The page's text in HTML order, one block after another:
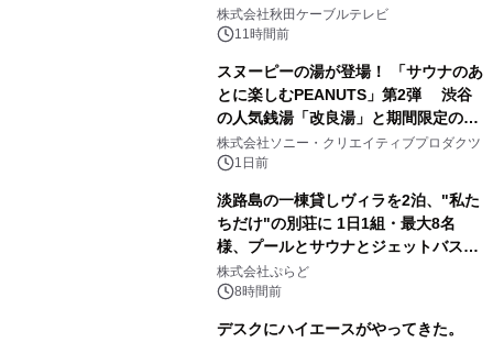
秋田犬の子犬と秋田の四季と名所を巡
るパッケージ～ 9月1日(火)秋田県内で
株式会社秋田ケーブルテレビ
11時間前
スヌーピーの湯が登場！ 「サウナのあ
とに楽しむPEANUTS」第2弾 渋谷
の人気銭湯「改良湯」と期間限定のコ
ラボレーション サウナイキタイコラ
ボグッズも発売決定！
株式会社ソニー・クリエイティブプロダクツ
1日前
淡路島の一棟貸しヴィラを2泊、"私た
ちだけ"の別荘に 1日1組・最大8名
様、プールとサウナとジェットバス付
きで Villa Mon Temps AWAJIの連泊
素泊りプラン
株式会社ぷらど
8時間前
デスクにハイエースがやってきた。